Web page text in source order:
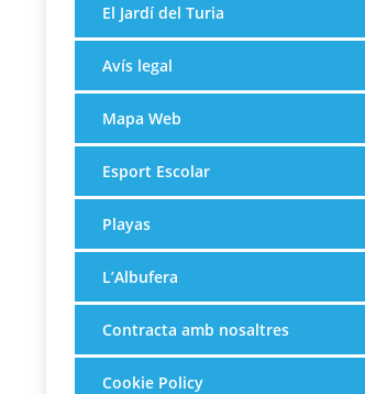
El Jardí del Turia
Avís legal
Mapa Web
Esport Escolar
Playas
L’Albufera
Contracta amb nosaltres
Cookie Policy